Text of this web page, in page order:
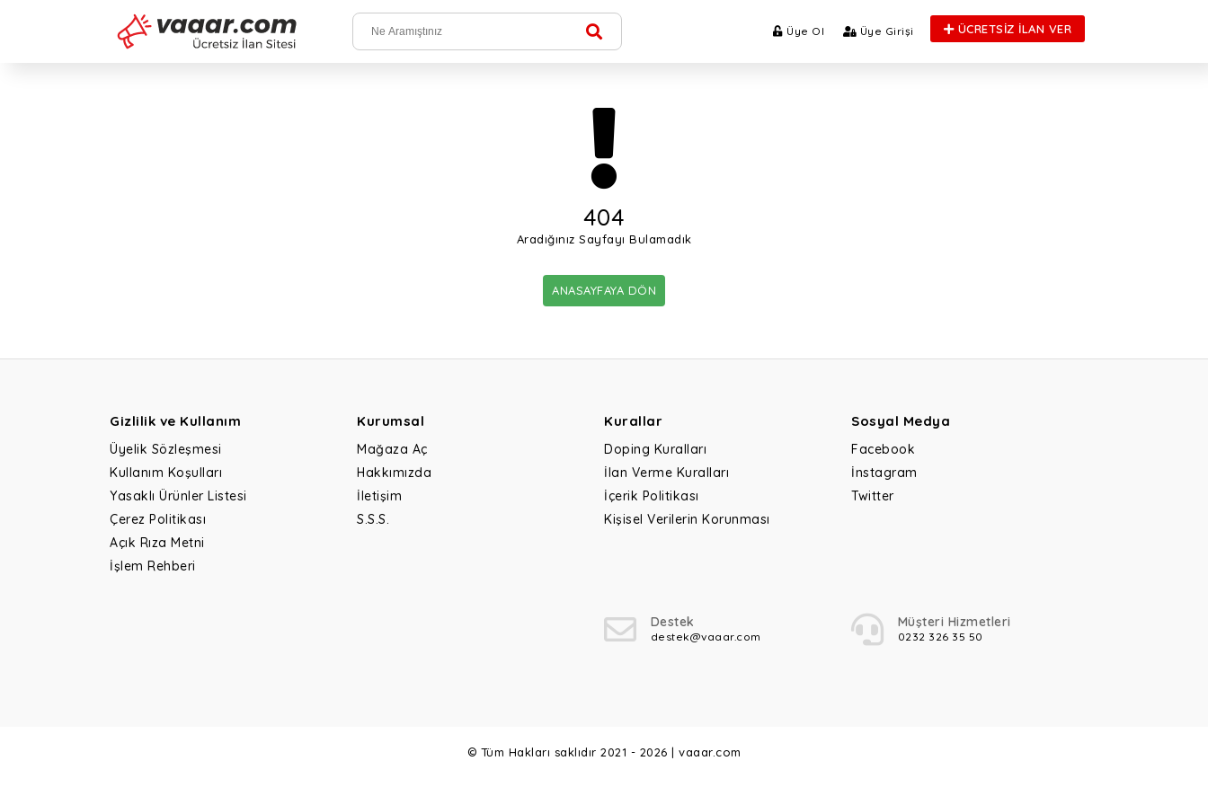
ÜCRETSİZ İLAN VER
Üye Ol Üye Girişi
404
Aradığınız Sayfayı Bulamadık
ANASAYFAYA DÖN
Gizlilik ve Kullanım
Üyelik Sözleşmesi
Kullanım Koşulları
Yasaklı Ürünler Listesi
Çerez Politikası
Açık Rıza Metni
İşlem Rehberi
Kurumsal
Mağaza Aç
Hakkımızda
İletişim
S.S.S.
Kurallar
Doping Kuralları
İlan Verme Kuralları
İçerik Politikası
Kişisel Verilerin Korunması
Sosyal Medya
Facebook
İnstagram
Twitter
Müşteri Hizmetleri
0232 326 35 50
Destek
destek@vaaar.com
© Tüm Hakları saklıdır 2021 - 2026 | vaaar.com